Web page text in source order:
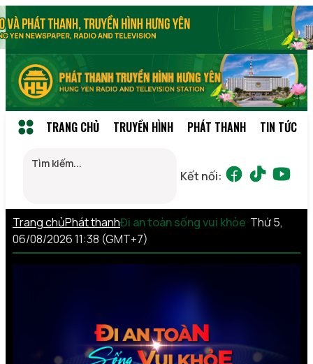
TRANG CHỦ TRUYỀN HÌNH PHÁT THANH TIN TỨC
Kết nối:
Trang chủPhát thanhĐi an toàn sống vui khỏe Thứ 5,
06/08/2026 11:38 (GMT+7)